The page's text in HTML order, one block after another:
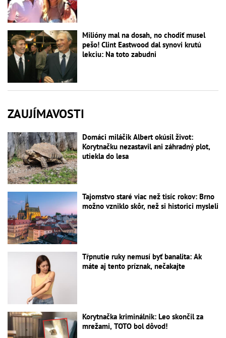
Milióny mal na dosah, no chodiť musel
pešo! Clint Eastwood dal synovi krutú
lekciu: Na toto zabudni
ZAUJÍMAVOSTI
Domáci miláčik Albert okúsil život:
Korytnačku nezastavil ani záhradný plot,
utiekla do lesa
Tajomstvo staré viac než tisíc rokov: Brno
možno vzniklo skôr, než si historici mysleli
Tŕpnutie ruky nemusí byť banalita: Ak
máte aj tento príznak, nečakajte
Korytnačka kriminálnik: Leo skončil za
mrežami, TOTO bol dôvod!